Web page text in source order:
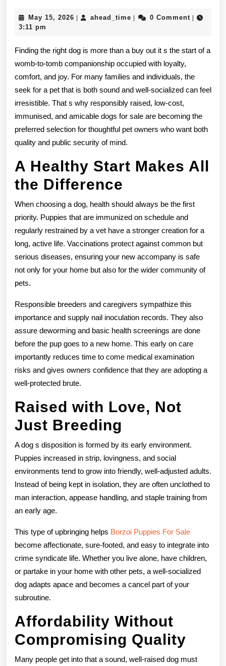
Awaits:
And
Amicable
Dogs
Sale
With
Love
And
Specific
May 15, 2026 May
ahead_time ahead_time
0 Comment
3:11 pm
Finding the right dog is more than a buy out it s the start of a
womb-to-tomb companionship occupied with loyalty,
comfort, and joy. For many families and individuals, the
seek for a pet that is both sound and well-socialized can feel
irresistible. That s why responsibly raised, low-cost,
immunised, and amicable dogs for sale are becoming the
preferred selection for thoughtful pet owners who want both
quality and public security of mind.
A Healthy Start Makes All
the Difference
When choosing a dog, health should always be the first
priority. Puppies that are immunized on schedule and
regularly restrained by a vet have a stronger creation for a
long, active life. Vaccinations protect against common but
serious diseases, ensuring your new accompany is safe
not only for your home but also for the wider community of
pets.
Responsible breeders and caregivers sympathize this
importance and supply nail inoculation records. They also
assure deworming and basic health screenings are done
before the pup goes to a new home. This early on care
importantly reduces time to come medical examination
risks and gives owners confidence that they are adopting a
well-protected brute.
Raised with Love, Not
Just Breeding
A dog s disposition is formed by its early environment.
Puppies increased in strip, lovingness, and social
environments tend to grow into friendly, well-adjusted adults.
Instead of being kept in isolation, they are often unclothed to
man interaction, appease handling, and staple training from
an early age.
This type of upbringing helps Borzoi Puppies For Sale
become affectionate, sure-footed, and easy to integrate into
crime syndicate life. Whether you live alone, have children,
or partake in your home with other pets, a well-socialized
dog adapts apace and becomes a cancel part of your
subroutine.
Affordability Without
Compromising Quality
Many people get into that a sound, well-raised dog must